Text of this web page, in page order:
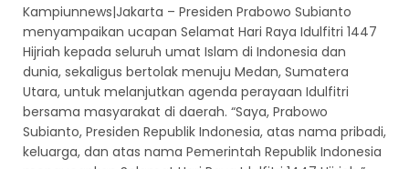
Kampiunnews|Jakarta – Presiden Prabowo Subianto
menyampaikan ucapan Selamat Hari Raya Idulfitri 1447
Hijriah kepada seluruh umat Islam di Indonesia dan
dunia, sekaligus bertolak menuju Medan, Sumatera
Utara, untuk melanjutkan agenda perayaan Idulfitri
bersama masyarakat di daerah. “Saya, Prabowo
Subianto, Presiden Republik Indonesia, atas nama pribadi,
keluarga, dan atas nama Pemerintah Republik Indonesia